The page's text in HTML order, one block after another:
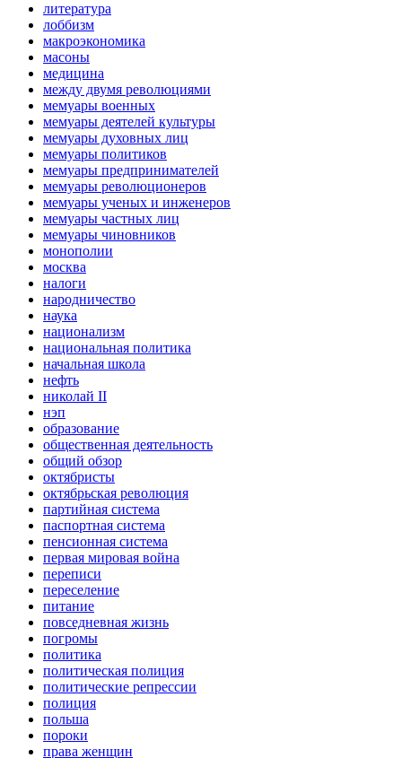
литература
лоббизм
макроэкономика
масоны
медицина
между двумя революциями
мемуары военных
мемуары деятелей культуры
мемуары духовных лиц
мемуары политиков
мемуары предпринимателей
мемуары революционеров
мемуары ученых и инженеров
мемуары частных лиц
мемуары чиновников
монополии
москва
налоги
народничество
наука
национализм
национальная политика
начальная школа
нефть
николай II
нэп
образование
общественная деятельность
общий обзор
октябристы
октябрьская революция
партийная система
паспортная система
пенсионная система
первая мировая война
переписи
переселение
питание
повседневная жизнь
погромы
политика
политическая полиция
политические репрессии
полиция
польша
пороки
права женщин